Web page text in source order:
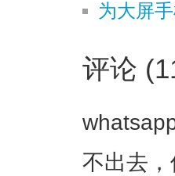
为大屏
评论
不出去